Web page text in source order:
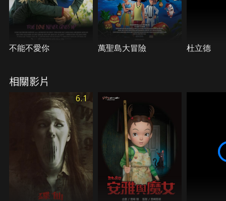
不能不愛你 萬聖島大冒險 杜立德
相關影片
6.1